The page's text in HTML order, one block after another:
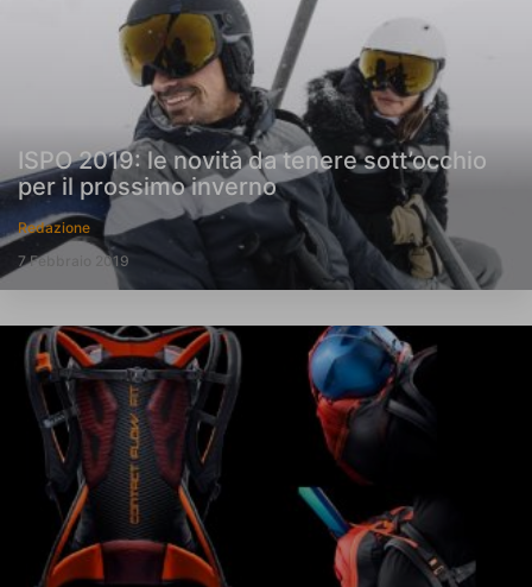
ISPO 2019: le novità da tenere sott’occhio
per il prossimo inverno
Redazione
7 Febbraio 2019